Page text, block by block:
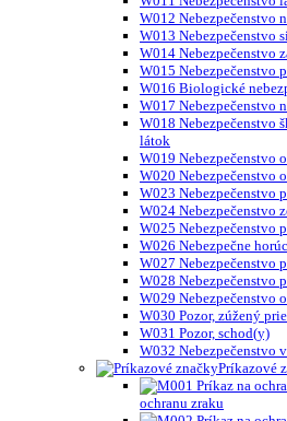
W012 Nebezpečenstvo
W013 Nebezpečenstvo
W014 Nebezpečenstvo
W015 Nebezpečenstvo
W016 Biologické
W017 Nebezpečenstvo
W018 Nebezpečenstvo
látok
W019 Nebezpečenstvo
W020 Nebezpečenstvo
W023 Nebezpečenstvo
W024 Nebezpečenstvo
W025 Nebezpečenstvo
W026 Nebezpečne
W027 Nebezpečenstvo
W028 Nebezpečenstvo
W029 Nebezpečenstvo
W030 Pozor, zúžený
W031 Pozor, schod(y)
W032 Nebezpečenstvo
Príkazové
ochranu zraku